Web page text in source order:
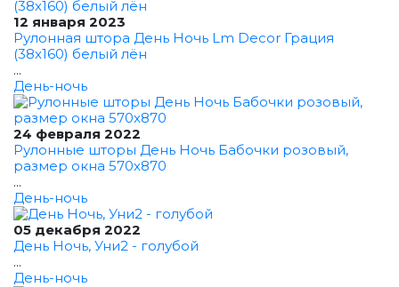
12 января 2023
Рулонная штора День Ночь Lm Decor Грация
(38x160) белый лён
...
День-ночь
24 февраля 2022
Рулонные шторы День Ночь Бабочки розовый,
размер окна 570x870
...
День-ночь
05 декабря 2022
День Ночь, Уни2 - голубой
...
День-ночь